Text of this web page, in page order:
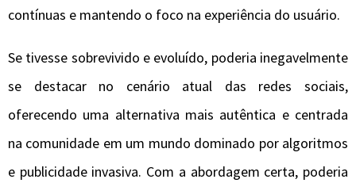
contínuas e mantendo o foco na experiência do usuário.
Se tivesse sobrevivido e evoluído, poderia inegavelmente
se destacar no cenário atual das redes sociais,
oferecendo uma alternativa mais autêntica e centrada
na comunidade em um mundo dominado por algoritmos
e publicidade invasiva. Com a abordagem certa, poderia